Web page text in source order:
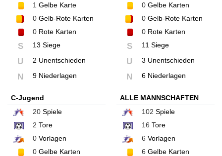
1 Gelbe Karte
0 Gelb-Rote Karten
0 Rote Karten
S 13 Siege
U 2 Unentschieden
N 9 Niederlagen
0Gelbe Karten
0Gelb-Rote Karten
0Rote Karten
S 11 Siege
U 3 Unentschieden
N 6 Niederlagen
C-Jugend
20 Spiele
2 Tore
0 Vorlagen
0 Gelbe Karten
ALLE MANNSCHAFTEN
102 Spiele
16 Tore
6 Vorlagen
6 Gelbe Karten